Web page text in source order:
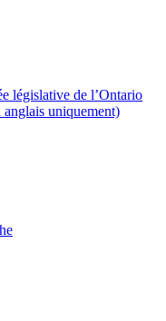
législative de l’Ontario
uniquement)